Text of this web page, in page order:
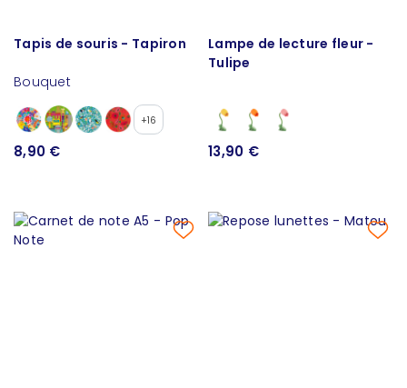
Tapis de souris - Tapiron
Bouquet
+16
8,90 €
Lampe de lecture fleur -
Tulipe
13,90 €